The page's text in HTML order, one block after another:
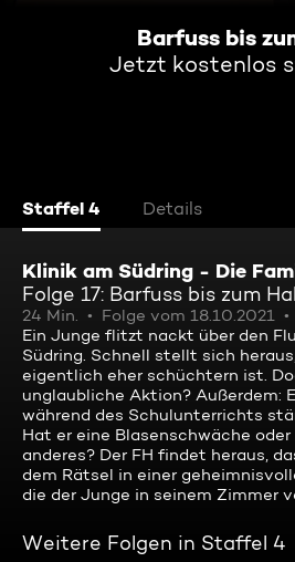
Barfuss bis
Jetzt kostenlos
Staffel 4 Details
Klinik am Südring - Die
Folge 17: Barfuss bis zum
24 Min. Folge vom 18.10.2021
Ein Junge flitzt nackt über den
Südring. Schnell stellt sich
eigentlich eher schüchtern ist.
unglaubliche Aktion? Außerdem:
während des Schulunterrichts
Hat er eine Blasenschwäche
anderes? Der FH findet heraus,
dem Rätsel in einer
die der Junge in seinem Zimmer
Weitere Folgen in Staffel 4